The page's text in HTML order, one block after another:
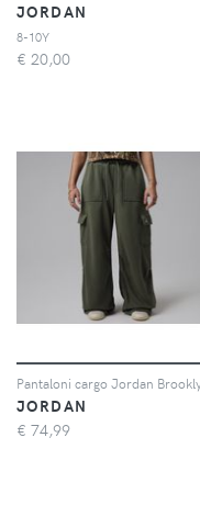
JORDAN
8-10Y
€ 20,00
JORDAN
€ 74,99